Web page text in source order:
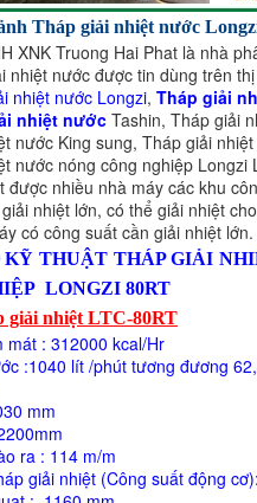
Tháp giải nhiệt nước
XNK Truong Hai Phat là nhà
nhiệt nước được tin dùng trên
nhiệt nước Longzi, Tháp giải
nhiệt nước Tashin, Tháp giải
nước King sung, Tháp giải
nước nóng công nghiệp Longzi
được nhiều nhà máy các khu
nhiệt lớn, có thể giải nhiệt
có công suất cần giải nhiệt lớn.
KỸ THUẬT THÁP GIẢI
LONGZI 80RT
giải nhiệt LTC-80RT
mát : 312000 kcal/Hr
:1040 lít /phút tương đương
mm
ra : 114 m/m
giải nhiệt (Công suất động